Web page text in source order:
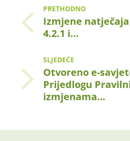
PRETHODNO
Izmjene
4.2.1 i…
SLJEDEĆE
Otvoreno e-
Prijedlogu
izmjenama…